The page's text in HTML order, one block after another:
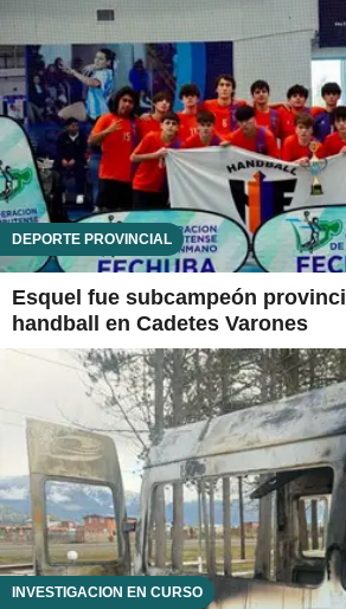
DEPORTE PROVINCIAL
Esquel fue subcampeón
handball en Cadetes Varones
INVESTIGACIÓN EN CURSO